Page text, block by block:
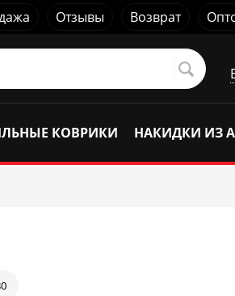
Отзывы Возврат
КОВРИКИ НАКИДКИ ИЗ